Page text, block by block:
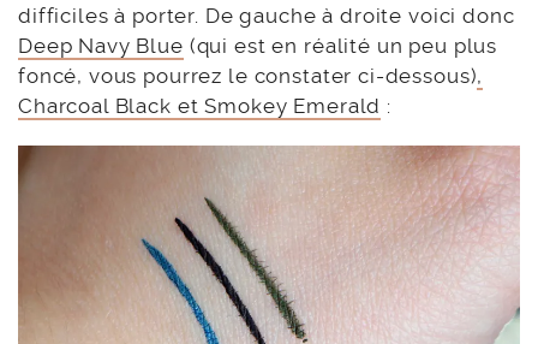
difficiles à porter. De gauche à droite voici donc
Deep Navy Blue (qui est en réalité un peu plus
foncé, vous pourrez le constater ci-dessous),
Charcoal Black et Smokey Emerald :